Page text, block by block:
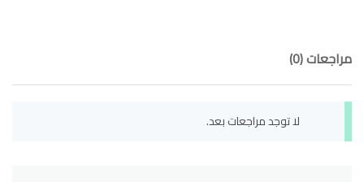
مراجعات (0)
لا توجد مراجعات بعد.